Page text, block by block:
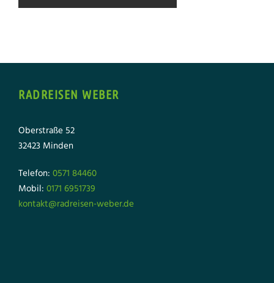
RADREISEN WEBER
Oberstraße 52
32423 Minden
Telefon: 0571 84460
Mobil: 0171 6951739
kontakt@radreisen-weber.de